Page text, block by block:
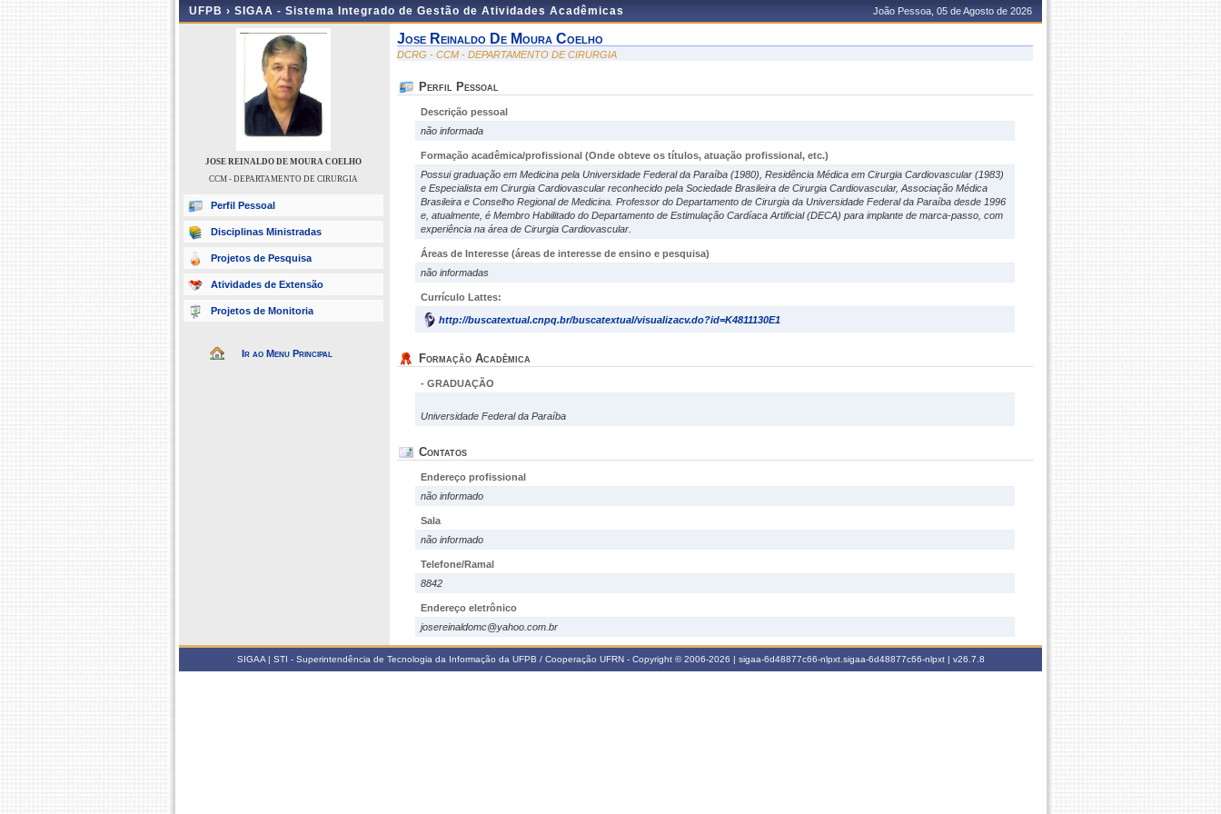
UFPB › SIGAA - Sistema Integrado de Gestão de Atividades Acadêmicas João Pessoa, 05 de Agosto de 2026
JOSE REINALDO DE MOURA COELHO
CCM - DEPARTAMENTO DE CIRURGIA
Perfil Pessoal
Disciplinas Ministradas
Projetos de Pesquisa
Atividades de Extensão
Projetos de Monitoria
Ir ao Menu Principal
Jose Reinaldo De Moura Coelho
DCRG - CCM - DEPARTAMENTO DE CIRURGIA
Perfil Pessoal
Descrição pessoal
não informada
Formação acadêmica/profissional (Onde obteve os títulos, atuação profissional, etc.)
Possui graduação em Medicina pela Universidade Federal da Paraíba (1980), Residência Médica em Cirurgia Cardiovascular (1983)
e Especialista em Cirurgia Cardiovascular reconhecido pela Sociedade Brasileira de Cirurgia Cardiovascular, Associação Médica
Brasileira e Conselho Regional de Medicina. Professor do Departamento de Cirurgia da Universidade Federal da Paraíba desde 1996
e, atualmente, é Membro Habilitado do Departamento de Estimulação Cardíaca Artificial (DECA) para implante de marca-passo, com
experiência na área de Cirurgia Cardiovascular.
Áreas de Interesse (áreas de interesse de ensino e pesquisa)
não informadas
Currículo Lattes:
http://buscatextual.cnpq.br/buscatextual/visualizacv.do?id=K4811130E1
Formação Acadêmica
- GRADUAÇÃO
Universidade Federal da Paraíba
Contatos
Endereço profissional
não informado
Sala
não informado
Telefone/Ramal
8842
Endereço eletrônico
josereinaldomc@yahoo.com.br
SIGAA | STI - Superintendência de Tecnologia da Informação da UFPB / Cooperação UFRN - Copyright © 2006-2026 | sigaa-6d48877c66-nlpxt.sigaa-6d48877c66-nlpxt | v26.7.8